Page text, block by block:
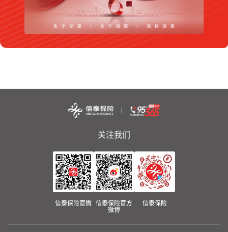
关注我们
信泰保险官微
信泰保险官方
微博
信泰保险